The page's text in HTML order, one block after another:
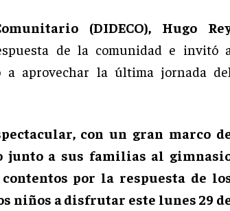
(DIDECO), Hugo
de la comunidad e invitó a
aprovechar la última jornada del
con un gran marco
junto a sus familias al
por la respuesta de
niños a disfrutar este lunes 29